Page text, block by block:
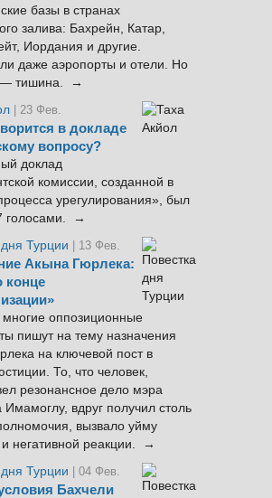
базы в странах
залива: Бахрейн, Катар,
Иордания и другие.
даже аэропорты и отели. Но
— тишина. →
| 23 Фев.
в докладе
вопросу?
доклад
комиссии, созданной в
урегулирования», был
голосами. →
Турции
| 13 Фев.
Акына Гюрлека:
конце
многие оппозиционные
пишут на тему назначения
на ключевой пост в
То, что человек,
резонансное дело мэра
вдруг получил столь
вызвало уйму
и негативной реакции. →
Турции
| 04 Фев.
Бахчели